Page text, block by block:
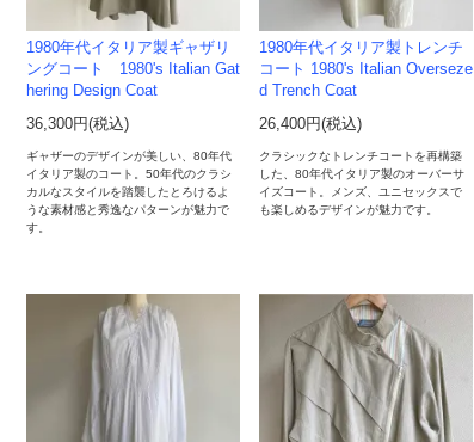
1980年代イタリア製ギャザリ
ングコート 1980's Italian Gat
hering Design Coat
36,300円(税込)
ギャザーのデザインが美しい、80年代
イタリア製のコート。50年代のクラシ
カルなスタイルを踏襲したとろけるよ
うな素材感と秀逸なパターンが魅力で
す。
1980年代イタリア製トレンチ
コート 1980's Italian Overseze
d Trench Coat
26,400円(税込)
クラシックなトレンチコートを再構築
した、80年代イタリア製のオーバーサ
イズコート。メンズ、ユニセックスで
も楽しめるデザインが魅力です。